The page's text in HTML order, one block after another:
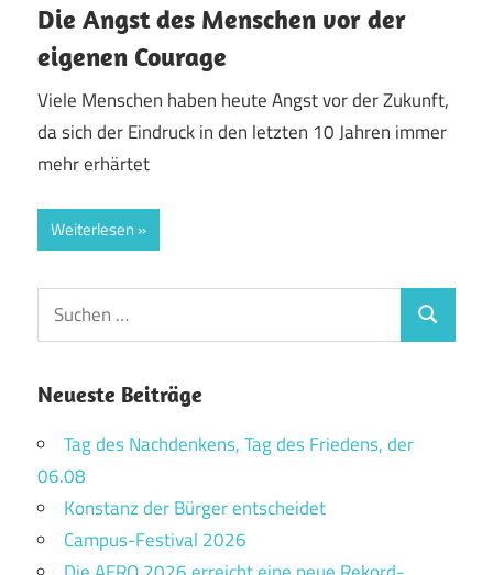
Die Angst des Menschen vor der
eigenen Courage
Viele Menschen haben heute Angst vor der Zukunft,
da sich der Eindruck in den letzten 10 Jahren immer
mehr erhärtet
Weiterlesen
Suchen
nach:
Suchen
Neueste Beiträge
Tag des Nachdenkens, Tag des Friedens, der
06.08
Konstanz der Bürger entscheidet
Campus-Festival 2026